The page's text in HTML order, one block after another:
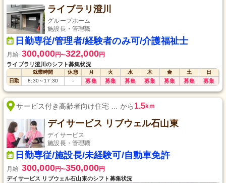
ライブラリ澄川
グループホーム
施設長・管理職
日勤専従/管理者/経験者のみ可/介護福祉士
月給 300,000円〜322,000円
ライブラリ澄川のシフト募集状況
就業時間 休憩 月 火 水 木 金 土
日
日勤
8:30～17:30 - 募集 募集 募集 募集 募集 募集 募集
サービス付き高齢者向け住宅 ... から1.5km
デイサービス リブウェル石山東
デイサービス
施設長・管理職
日勤専従/施設長/未経験可/自動車免許
月給 300,000円〜350,000円
デイサービス リブウェル石山東のシフト募集状況